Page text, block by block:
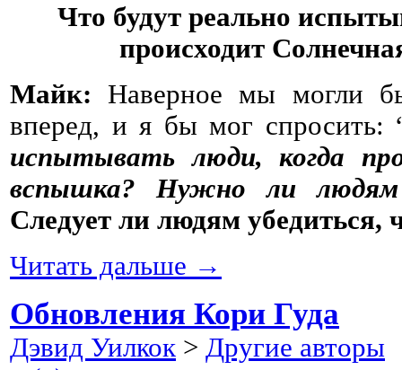
Что будут реально
происходит
Майк: Наверное мы могли
вперед, и я бы мог спросить:
испытывать люди, когда
вспышка? Нужно ли людям
Следует ли людям убедиться,
Читать дальше →
Обновления Кори Гуда
Дэвид Уилкок > Другие авторы